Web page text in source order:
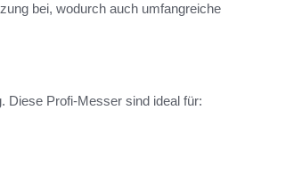
bei, wodurch auch umfangreiche
Diese Profi-Messer sind ideal für: